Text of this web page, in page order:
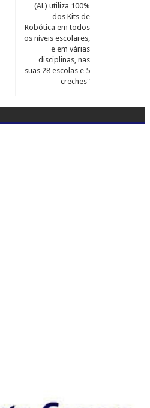
(AL) utiliza 100%
dos Kits de
Robótica em todos
os níveis escolares,
e em várias
disciplinas, nas
suas 28 escolas e 5
creches"